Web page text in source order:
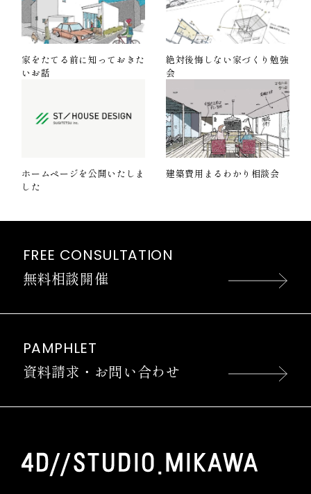
家をたてる前に知っておきた
いお話
絶対後悔しない家づくり勉強
会
ホームページを公開いたしま
した
建築費用まるわかり相談会
FREE CONSULTATION
無料相談開催
PAMPHLET
資料請求・お問い合わせ